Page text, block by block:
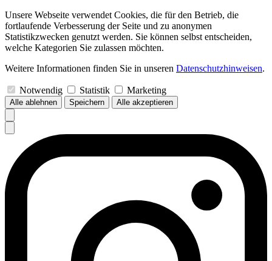
Unsere Webseite verwendet Cookies, die für den Betrieb, die
fortlaufende Verbesserung der Seite und zu anonymen
Statistikzwecken genutzt werden. Sie können selbst entscheiden,
welche Kategorien Sie zulassen möchten.
Weitere Informationen finden Sie in unseren Datenschutzhinweisen.
Notwendig Statistik Marketing
Alle ablehnen Speichern Alle akzeptieren